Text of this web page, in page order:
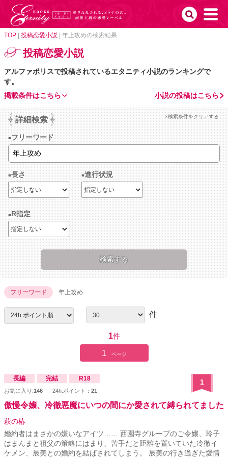
TOP 投稿恋愛小説 年上攻めの検索結果
投稿恋愛小説
アルファポリスで投稿されているエタニティ小説のランキングで
す。
小説の投稿はこちら
掲載条件はこちら
詳細検索 ×検索条件をクリアする
フリーワード
長さ 進行状況
R指定
フリーワード 年上攻め
件
1件
1 ページ
長編 完結 R18
お気に入り:146 24h.ポイント： 21
1
傲慢令嬢、冷徹悪魔にいつの間にか愛されて縛られてました
萩の椿
婚約者はまさかの嫌いなアイツ…… 西園寺グループのご令嬢、玲子
はまんまと祖父の策略にはまり、苦手だと距離を置いていた冷徹イ
ケメン、辰美との婚約を結ばされてしまう。 辰美の行き過ぎた愛情